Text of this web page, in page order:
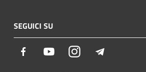
SEGUICI SU
Facebook YoutubeInstagram